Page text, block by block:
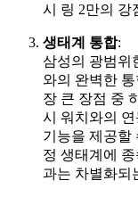
시 링 2만의 강
생태계 통합:
삼성의 광범위
와의 완벽한
장 큰 장점 중
시 워치와의
기능을 제공할
정 생태계에
과는 차별화되